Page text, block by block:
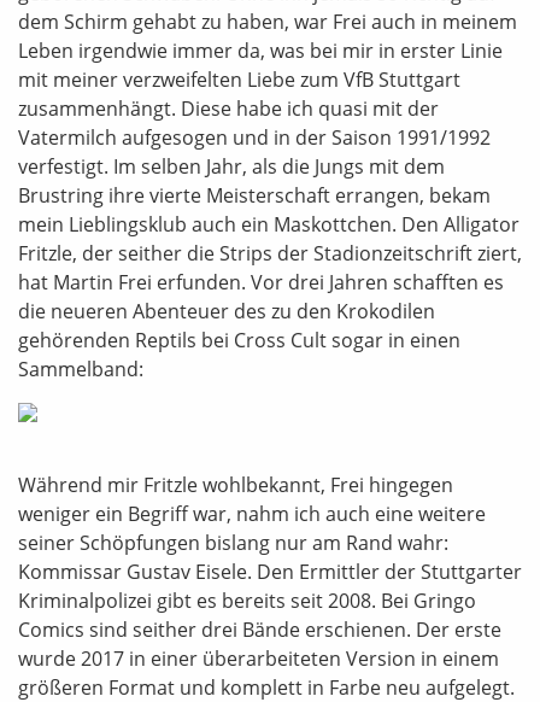
dem Schirm gehabt zu haben, war Frei auch in meinem
Leben irgendwie immer da, was bei mir in erster Linie
mit meiner verzweifelten Liebe zum VfB Stuttgart
zusammenhängt. Diese habe ich quasi mit der
Vatermilch aufgesogen und in der Saison 1991/1992
verfestigt. Im selben Jahr, als die Jungs mit dem
Brustring ihre vierte Meisterschaft errangen, bekam
mein Lieblingsklub auch ein Maskottchen. Den Alligator
Fritzle, der seither die Strips der Stadionzeitschrift ziert,
hat Martin Frei erfunden. Vor drei Jahren schafften es
die neueren Abenteuer des zu den Krokodilen
gehörenden Reptils bei Cross Cult sogar in einen
Sammelband:
Während mir Fritzle wohlbekannt, Frei hingegen
weniger ein Begriff war, nahm ich auch eine weitere
seiner Schöpfungen bislang nur am Rand wahr:
Kommissar Gustav Eisele. Den Ermittler der Stuttgarter
Kriminalpolizei gibt es bereits seit 2008. Bei Gringo
Comics sind seither drei Bände erschienen. Der erste
wurde 2017 in einer überarbeiteten Version in einem
größeren Format und komplett in Farbe neu aufgelegt.